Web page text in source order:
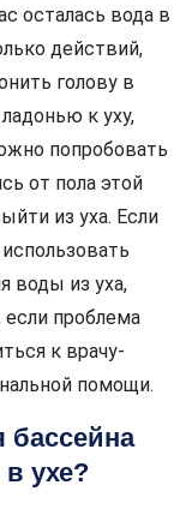
осталась вода в
действий,
голову в
к уху,
попробовать
от пола этой
из уха. Если
воды из уха,
если проблема
к врачу-
помощи.
бассейна
ухе?